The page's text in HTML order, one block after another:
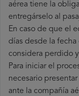
aérea tiene la
entregárselo al
En caso de que el
días desde la
considera perdido
Para iniciar el
necesario
ante la compañía